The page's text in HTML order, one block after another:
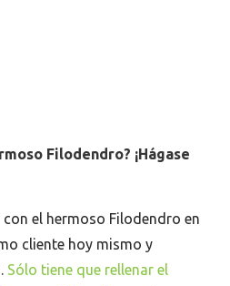
Filodendro? ¡Hágase
el hermoso Filodendro en
cliente hoy mismo y
Sólo tiene que rellenar el